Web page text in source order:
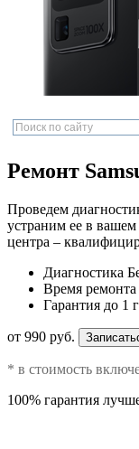
Ремонт
Проведем
устраним ее в
центра –
Диагностика
Время ремонта
Гарантия до 1
от 990 руб.
* в стоимость
100% гарантия